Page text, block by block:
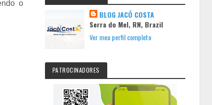
o
BLOG JACÓ COSTA
Serra do Mel, RN, Brazil
Ver meu perfil completo
PATROCINADORES